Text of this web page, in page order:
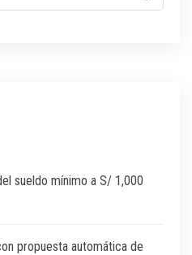
sueldo mínimo a S/ 1,000
propuesta automática de